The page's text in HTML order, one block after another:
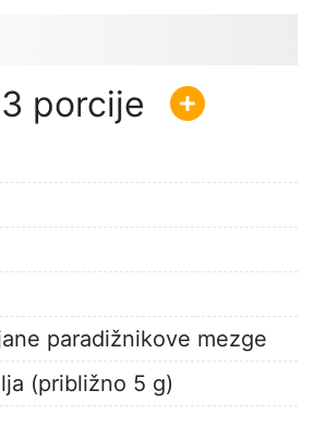
3
paradižnikove mezge
(približno 5 g)